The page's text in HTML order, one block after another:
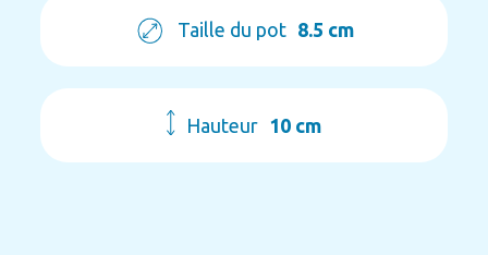
Taille du pot 8.5 cm
Hauteur 10 cm